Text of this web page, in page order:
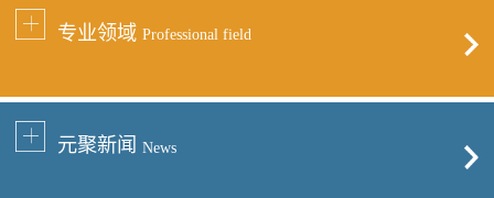
专业领域 Professional field
元聚新闻 News